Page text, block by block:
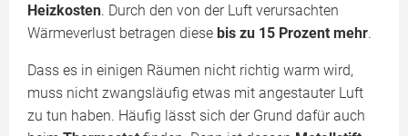
Heizkosten. Durch den von der Luft verursachten
Wärmeverlust betragen diese bis zu 15 Prozent mehr.
Dass es in einigen Räumen nicht richtig warm wird,
muss nicht zwangsläufig etwas mit angestauter Luft
zu tun haben. Häufig lässt sich der Grund dafür auch